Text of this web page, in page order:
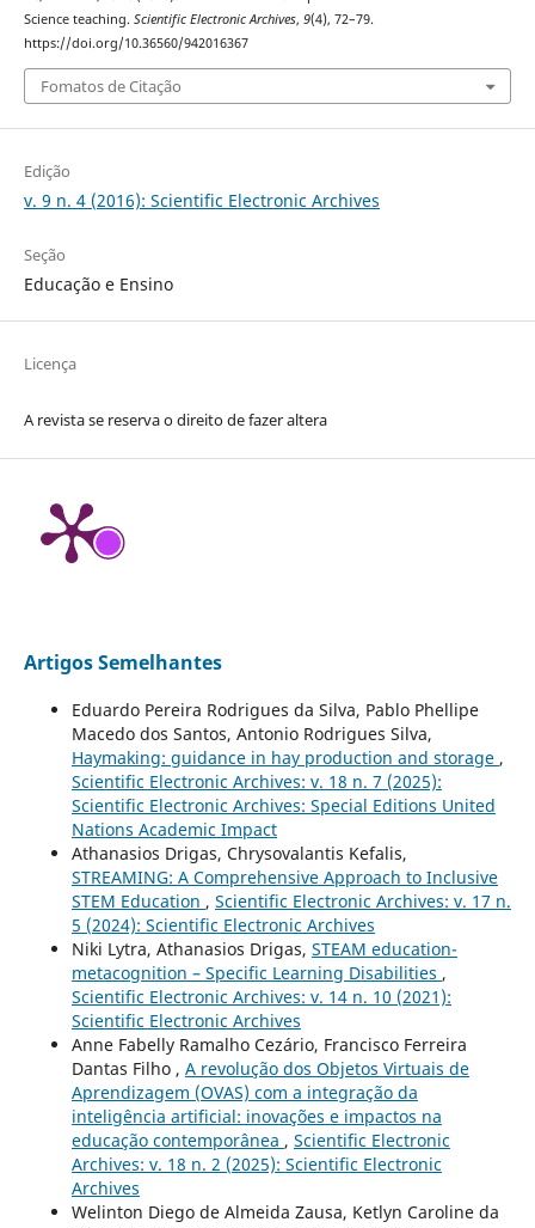
Science teaching. Scientific Electronic Archives, 9(4), 72–79.
https://doi.org/10.36560/942016367
Fomatos de Citação
Edição
v. 9 n. 4 (2016): Scientific Electronic Archives
Seção
Educação e Ensino
Licença
A revista se reserva o direito de fazer altera
Artigos Semelhantes
Eduardo Pereira Rodrigues da Silva, Pablo Phellipe
Macedo dos Santos, Antonio Rodrigues Silva,
Haymaking: guidance in hay production and storage ,
Scientific Electronic Archives: v. 18 n. 7 (2025):
Scientific Electronic Archives: Special Editions United
Nations Academic Impact
Athanasios Drigas, Chrysovalantis Kefalis,
STREΑMING: A Comprehensive Approach to Inclusive
STEM Education , Scientific Electronic Archives: v. 17 n.
5 (2024): Scientific Electronic Archives
Niki Lytra, Athanasios Drigas, STEAM education-
metacognition – Specific Learning Disabilities ,
Scientific Electronic Archives: v. 14 n. 10 (2021):
Scientific Electronic Archives
Anne Fabelly Ramalho Cezário, Francisco Ferreira
Dantas Filho , A revolução dos Objetos Virtuais de
Aprendizagem (OVAS) com a integração da
inteligência artificial: inovações e impactos na
educação contemporânea , Scientific Electronic
Archives: v. 18 n. 2 (2025): Scientific Electronic
Archives
Welinton Diego de Almeida Zausa, Ketlyn Caroline da